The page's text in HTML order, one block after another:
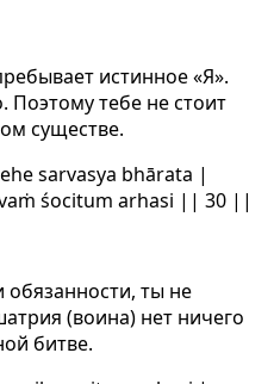
истинное «Я».
тебе не стоит
существе.
sarvasya bhārata |
śocitum arhasi || 30 ||
обязанности, ты не
(воина) нет ничего
битве.